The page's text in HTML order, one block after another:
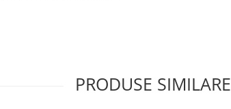
PRODUSE SIMILARE